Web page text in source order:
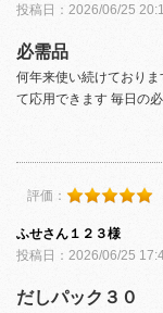
投稿日：2026/06/25
必需品
何年来使い続けており
て応用できます 毎日の
評価：
ふせさん１２３様
投稿日：2026/06/25
だしパック３０